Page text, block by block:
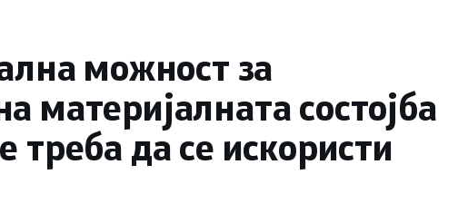
можност за
материјалната состојба
треба да се искористи